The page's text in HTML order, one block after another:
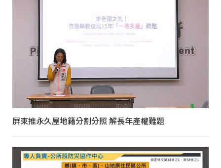
屏東推永久屋地籍分割分照 解長年產權難題